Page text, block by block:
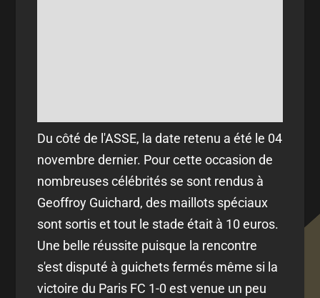
Du côté de l'ASSE, la date retenu a été le 04
novembre dernier. Pour cette occasion de
nombreuses célébrités se sont rendus à
Geoffroy Guichard, des maillots spéciaux
sont sortis et tout le stade était à 10 euros.
Une belle réussite puisque la rencontre
s'est disputé à guichets fermés même si la
victoire du Paris FC 1-0 est venue un peu